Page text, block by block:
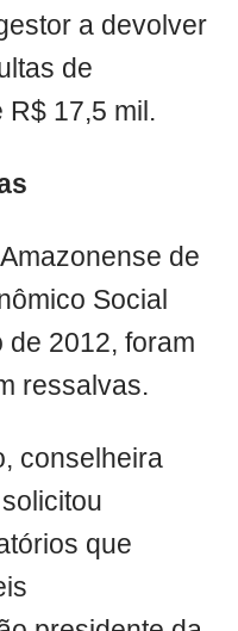
a devolver
de
R$ 17,5 mil.
de
Social
de 2012, foram
ressalvas.
conselheira
que